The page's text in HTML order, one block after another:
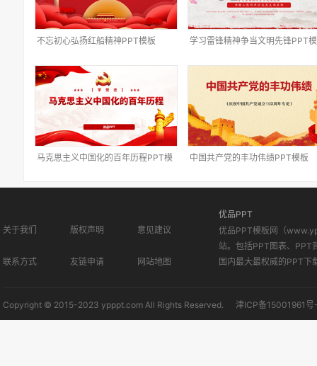
不忘初心弘扬红船精神PPT模板 学习雷锋精神争当文明先锋PPT
马克思主义中国化的百年历程PPT模
中国共产党的丰功伟绩PPT模板
关于我们 版权声明 意见建议
联系方式 友链申请 网站地图
优品PPT
优品PPT模板网（
站。包括PPT图表、PPT
国内最大最权威的PPT下
Copyright © 2015-2023 ypppt.com All Rights Reserved. 津ICP备15001961号